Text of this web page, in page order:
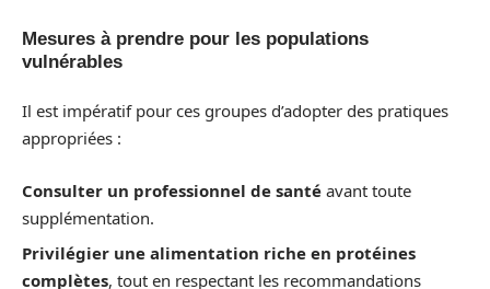
Mesures à prendre pour les populations
vulnérables
Il est impératif pour ces groupes d’adopter des pratiques
appropriées :
Consulter un professionnel de santé avant toute
supplémentation.
Privilégier une alimentation riche en protéines
complètes, tout en respectant les recommandations